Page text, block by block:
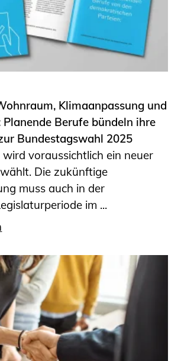
Klimaanpassung und
Planende Berufe bündeln ihre
Bundestagswahl 2025
voraussichtlich ein neuer
Die zukünftige
muss auch in der
im ...